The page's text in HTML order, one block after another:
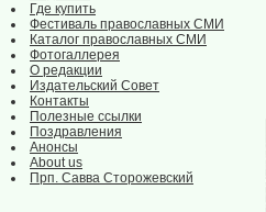
Где купить
Фестиваль православных СМИ
Каталог православных СМИ
Фотогаллерея
О редакции
Издательский Совет
Контакты
Полезные ссылки
Поздравления
Анонсы
About us
Прп. Савва Сторожевский